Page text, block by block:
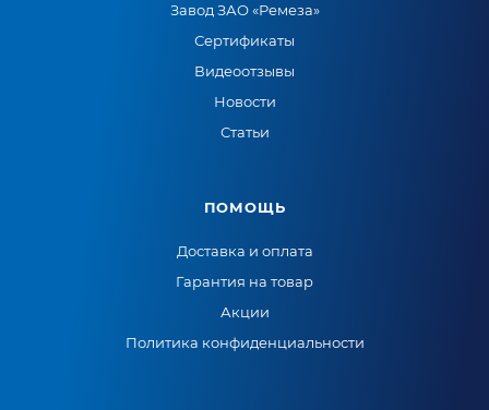
Завод ЗАО «Ремеза»
Сертификаты
Видеоотзывы
Новости
Статьи
ПОМОЩЬ
Доставка и оплата
Гарантия на товар
Акции
Политика конфиденциальности